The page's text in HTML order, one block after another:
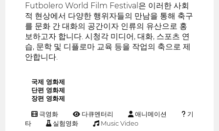
Futbolero World Film Festival은 이러한 사회
적 현상에서 다양한 행위자들의 만남을 통해 축구
를 문화 간 대화의 공간이자 인류의 유산으로 홍
보하고자 합니다. 시청각 미디어, 대화, 스포츠 연
습, 문학 및 디플로마 교육 등을 작업의 축으로 제
안합니다.
국제 영화제
단편 영화제
장편 영화제
극영화 다큐멘터리 애니메이션
기
타
실험영화 Music Video